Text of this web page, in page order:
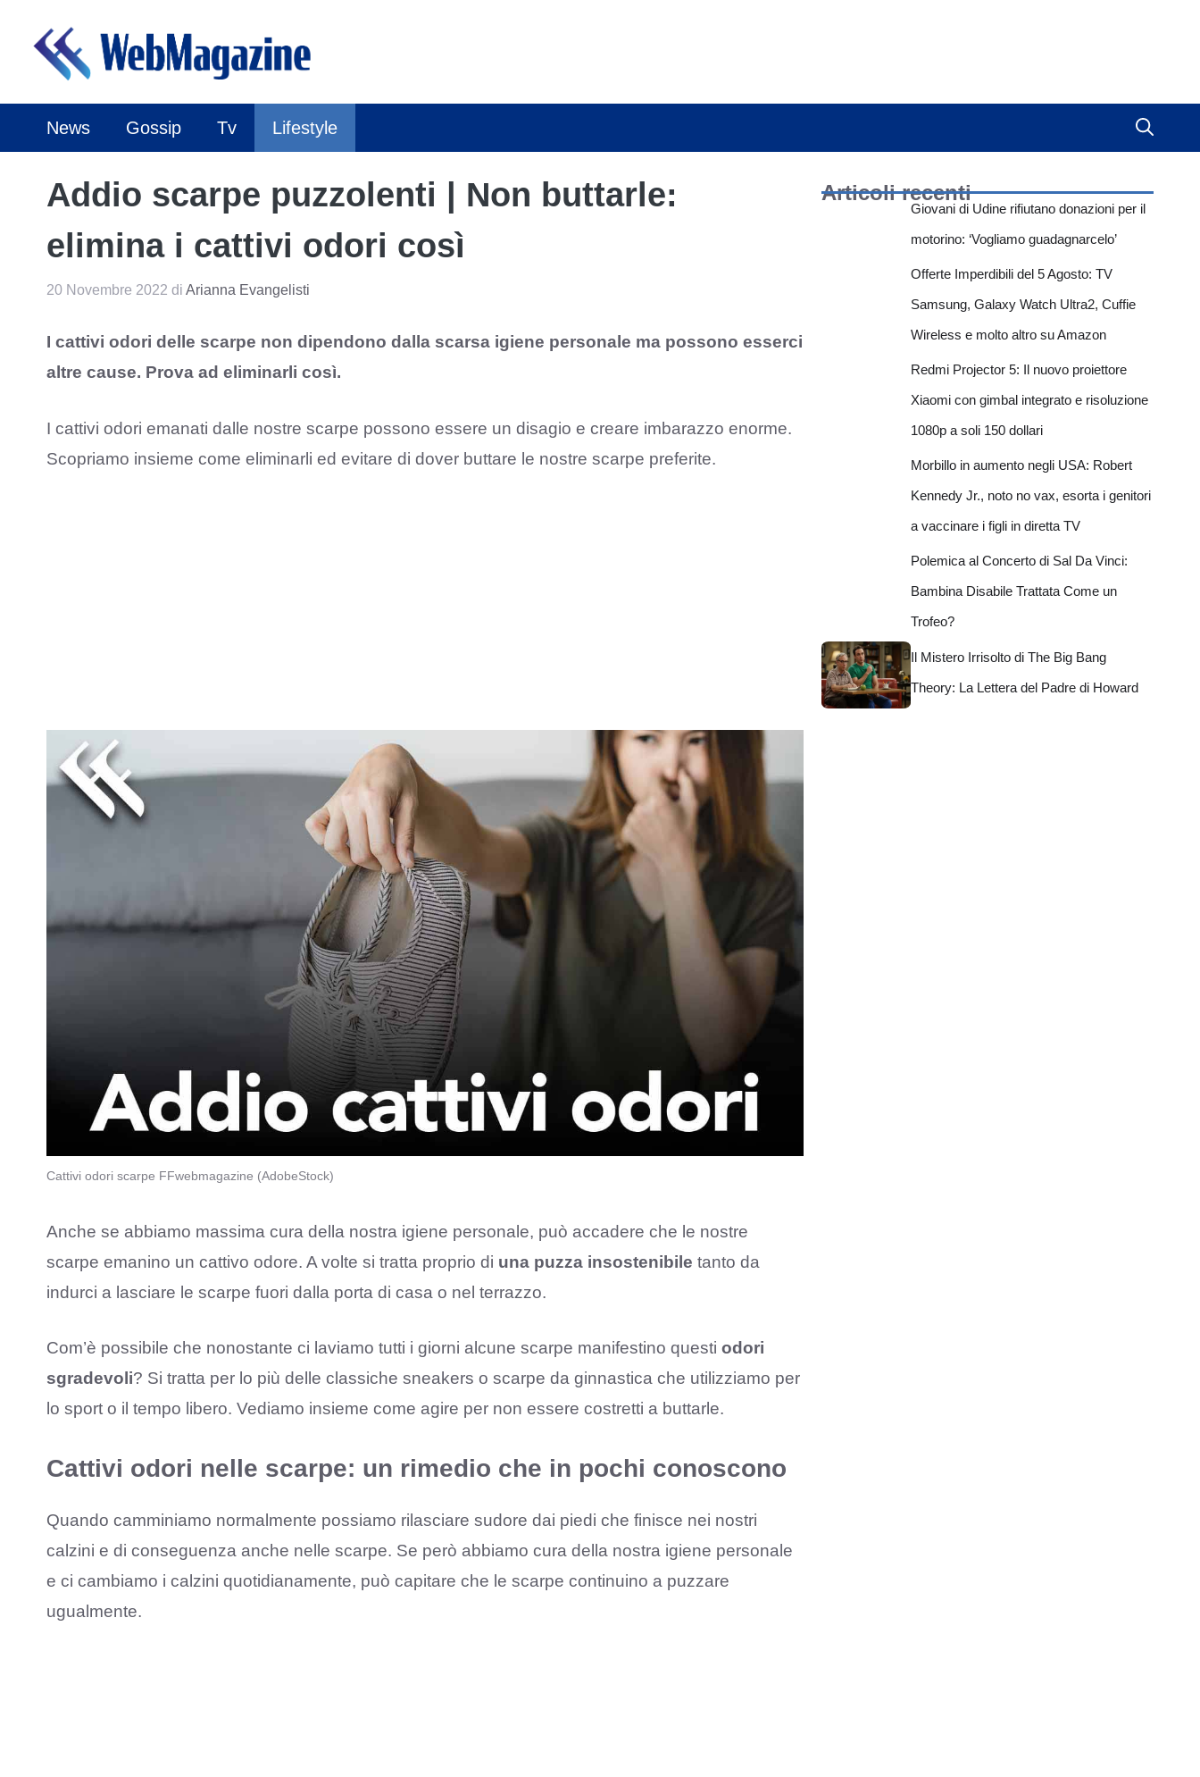
contenuto
News Gossip Tv Lifestyle
Addio scarpe puzzolenti | Non buttarle:
elimina i cattivi odori così
20 Novembre 2022 di Arianna Evangelisti
I cattivi odori delle scarpe non dipendono dalla scarsa igiene personale ma possono esserci
altre cause. Prova ad eliminarli così.
I cattivi odori emanati dalle nostre scarpe possono essere un disagio e creare imbarazzo enorme.
Scopriamo insieme come eliminarli ed evitare di dover buttare le nostre scarpe preferite.
Cattivi odori scarpe FFwebmagazine (AdobeStock)
Anche se abbiamo massima cura della nostra igiene personale, può accadere che le nostre
scarpe emanino un cattivo odore. A volte si tratta proprio di una puzza insostenibile tanto da
indurci a lasciare le scarpe fuori dalla porta di casa o nel terrazzo.
Com’è possibile che nonostante ci laviamo tutti i giorni alcune scarpe manifestino questi odori
sgradevoli? Si tratta per lo più delle classiche sneakers o scarpe da ginnastica che utilizziamo per
lo sport o il tempo libero. Vediamo insieme come agire per non essere costretti a buttarle.
Cattivi odori nelle scarpe: un rimedio che in pochi conoscono
Quando camminiamo normalmente possiamo rilasciare sudore dai piedi che finisce nei nostri
calzini e di conseguenza anche nelle scarpe. Se però abbiamo cura della nostra igiene personale
e ci cambiamo i calzini quotidianamente, può capitare che le scarpe continuino a puzzare
ugualmente.
Articoli recenti
Giovani di Udine rifiutano donazioni per il
motorino: ‘Vogliamo guadagnarcelo’
Offerte Imperdibili del 5 Agosto: TV
Samsung, Galaxy Watch Ultra2, Cuffie
Wireless e molto altro su Amazon
Redmi Projector 5: Il nuovo proiettore
Xiaomi con gimbal integrato e risoluzione
1080p a soli 150 dollari
Morbillo in aumento negli USA: Robert
Kennedy Jr., noto no vax, esorta i genitori
a vaccinare i figli in diretta TV
Polemica al Concerto di Sal Da Vinci:
Bambina Disabile Trattata Come un
Trofeo?
Il Mistero Irrisolto di The Big Bang
Theory: La Lettera del Padre di Howard